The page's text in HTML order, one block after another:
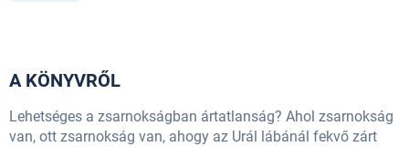
A KÖNYVRŐL
Lehetséges a zsarnokságban ártatlanság? Ahol zsarnokság
van, ott zsarnokság van, ahogy az Urál lábánál fekvő zárt